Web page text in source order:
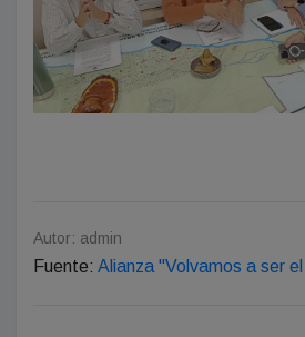
Autor: admin
Fuente: Alianza "Volvamos a ser